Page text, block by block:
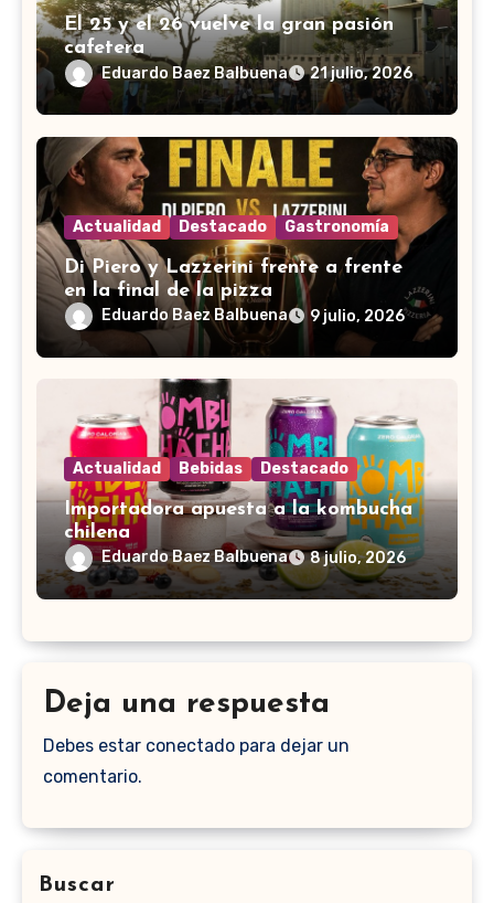
El 25 y el 26 vuelve la gran pasión
cafetera
Eduardo Baez Balbuena 21 julio, 2026
Actualidad Destacado Gastronomía
Di Piero y Lazzerini frente a frente
en la final de la pizza
Eduardo Baez Balbuena 9 julio, 2026
Actualidad Bebidas Destacado
Importadora apuesta a la kombucha
chilena
Eduardo Baez Balbuena 8 julio, 2026
Deja una respuesta
Debes estar conectado para dejar un
comentario.
Buscar